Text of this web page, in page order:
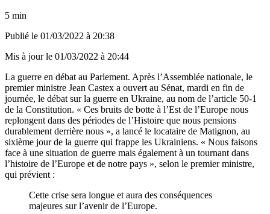
5 min
Publié le 01/03/2022 à 20:38
Mis à jour le 01/03/2022 à 20:44
La guerre en débat au Parlement. Après l’Assemblée nationale, le
premier ministre Jean Castex a ouvert au Sénat, mardi en fin de
journée, le débat sur la guerre en Ukraine, au nom de l’article 50-1
de la Constitution. « Ces bruits de botte à l’Est de l’Europe nous
replongent dans des périodes de l’Histoire que nous pensions
durablement derrière nous », a lancé le locataire de Matignon, au
sixième jour de la guerre qui frappe les Ukrainiens. « Nous faisons
face à une situation de guerre mais également à un tournant dans
l’histoire de l’Europe et de notre pays », selon le premier ministre,
qui prévient :
Cette crise sera longue et aura des conséquences
majeures sur l’avenir de l’Europe.